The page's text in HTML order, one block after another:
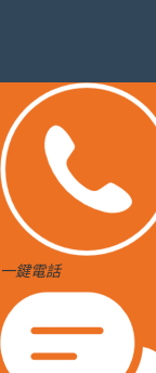
一鍵電話